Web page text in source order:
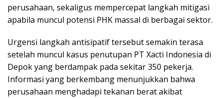
perusahaan, sekaligus mempercepat langkah mitigasi
apabila muncul potensi PHK massal di berbagai sektor.
Urgensi langkah antisipatif tersebut semakin terasa
setelah muncul kasus penutupan PT Xacti Indonesia di
Depok yang berdampak pada sekitar 350 pekerja.
Informasi yang berkembang menunjukkan bahwa
perusahaan menghadapi tekanan berat akibat